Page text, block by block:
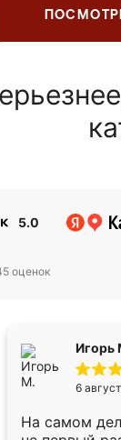
5.0
оценок
Игорь
6
На самом